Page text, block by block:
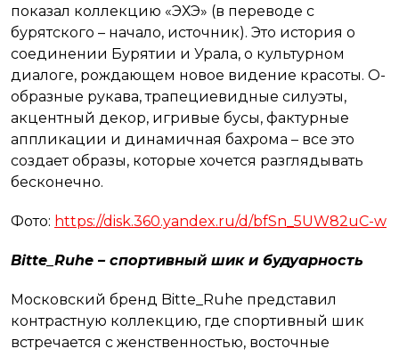
показал коллекцию «ЭХЭ» (в переводе с
бурятского – начало, источник). Это история о
соединении Бурятии и Урала, о культурном
диалоге, рождающем новое видение красоты. О-
образные рукава, трапециевидные силуэты,
акцентный декор, игривые бусы, фактурные
аппликации и динамичная бахрома – все это
создает образы, которые хочется разглядывать
бесконечно.
Фото: https://disk.360.yandex.ru/d/bfSn_5UW82uC-w
Bitte_Ruhe – спортивный шик и будуарность
Московский бренд Bitte_Ruhe представил
контрастную коллекцию, где спортивный шик
встречается с женственностью, восточные